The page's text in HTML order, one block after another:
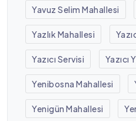
Yavuz Selim Mahallesi
Yazlık Mahallesi
Yazıcı Servisi Yazıcı
Yenibosna Mahallesi
Yenigün Mahallesi